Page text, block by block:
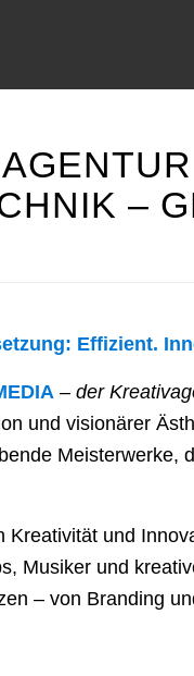
–
Effizient.
– der
und visionärer
Meisterwerke,
Kreativität und
Musiker und
– von Branding